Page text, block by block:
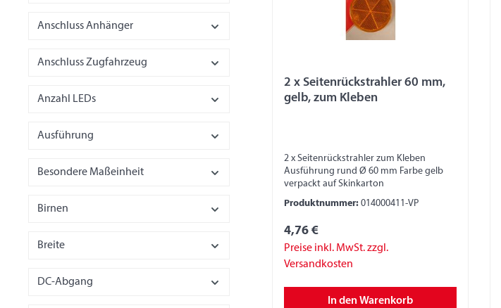
Anschluss Anhänger
Anschluss Zugfahrzeug
Anzahl LEDs
Ausführung
Besondere Maßeinheit
Birnen
Breite
DC-Abgang
2 x Seitenrückstrahler 60 mm,
gelb, zum Kleben
2 x Seitenrückstrahler zum Kleben
Ausführung rund Ø 60 mm Farbe gelb
verpackt auf Skinkarton
Produktnummer: 014000411-VP
4,76 €
Preise inkl. MwSt. zzgl.
Versandkosten
In den Warenkorb